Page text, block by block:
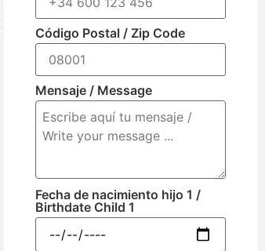
Código Postal / Zip Code
Mensaje / Message
Fecha de nacimiento hijo 1 /
Birthdate Child 1